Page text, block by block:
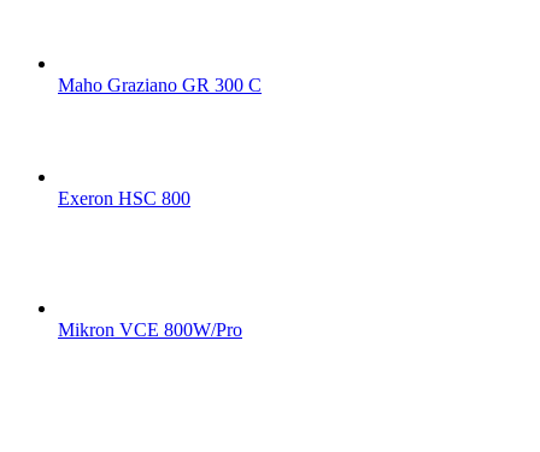
Maho Graziano GR 300 C
Exeron HSC 800
Mikron VCE 800W/Pro